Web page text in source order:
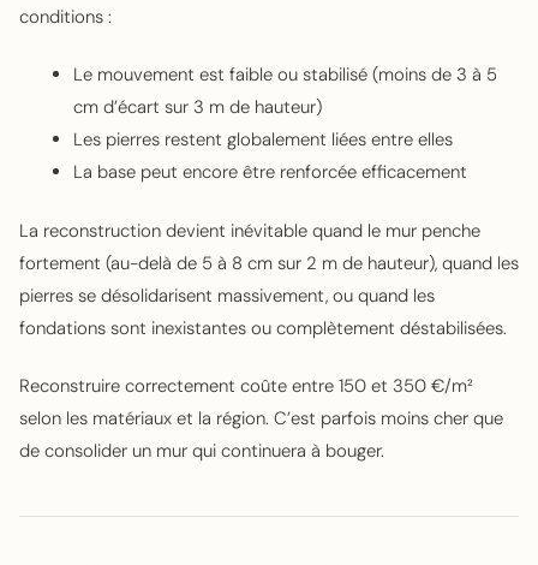
conditions :
Le mouvement est faible ou stabilisé (moins de 3 à 5
cm d’écart sur 3 m de hauteur)
Les pierres restent globalement liées entre elles
La base peut encore être renforcée efficacement
La reconstruction devient inévitable quand le mur penche
fortement (au-delà de 5 à 8 cm sur 2 m de hauteur), quand les
pierres se désolidarisent massivement, ou quand les
fondations sont inexistantes ou complètement déstabilisées.
Reconstruire correctement coûte entre 150 et 350 €/m²
selon les matériaux et la région. C’est parfois moins cher que
de consolider un mur qui continuera à bouger.